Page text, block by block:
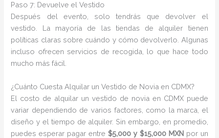
Paso 7: Devuelve el Vestido
Después del evento, solo tendrás que devolver el
vestido. La mayoría de las tiendas de alquiler tienen
políticas claras sobre cuándo y cómo devolverlo. Algunas
incluso ofrecen servicios de recogida, lo que hace todo
mucho más fácil.
¿Cuánto Cuesta Alquilar un Vestido de Novia en CDMX?
El costo de alquilar un vestido de novia en CDMX puede
variar dependiendo de varios factores, como la marca, el
diseño y el tiempo de alquiler. Sin embargo, en promedio,
puedes esperar pagar entre$5,000 y $15,000 MXNpor un